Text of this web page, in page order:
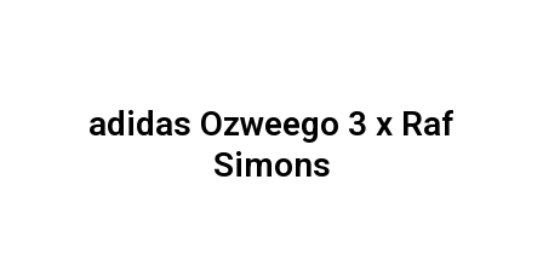
adidas Ozweego 3 x Raf
Simons